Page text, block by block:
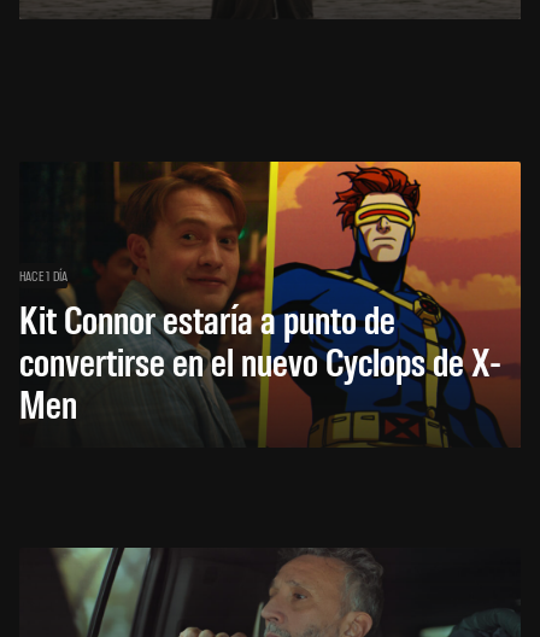
HACE 1 DÍA
Kit Connor estaría a punto de
convertirse en el nuevo Cyclops de X-
Men